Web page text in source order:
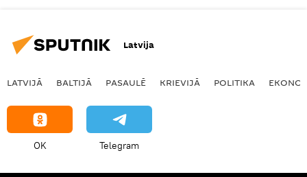
Latvija
LATVIJĀ BALTIJĀ PASAULĒ KRIEVIJĀ POLITIKA
OK Telegram